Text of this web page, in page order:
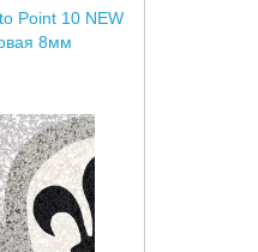
Point 10 NEW
8мм